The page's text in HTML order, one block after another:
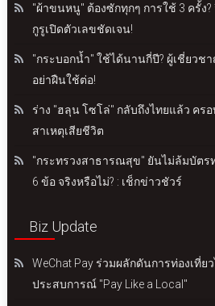
"ผ้าขนหนู" ต้องซักทุกๆ การใช้ 3 ครั้ง
กูรูเปิดตัวเลขชัดเจน!
"กระบอกน้ำ" ใช้ได้นานกี่ปี? ผู้เชี่ยวช
อย่าฝืนใช้ต่อ!
ร่าง "ฮลุน โซโล่" กลับถึงไทยแล้ว คร
สาเหตุเสียชีวิต
"กระทรวงสาธารณสุข" ยันไม่ล้มบัตร
6 ข้อ จริงหรือไม่? : เช็กข่าวชัวร์
Biz Update
WeChat Pay ร่วมผลักดันการท่องเที่ย
ประสบการณ์ "Pay Like a Local"